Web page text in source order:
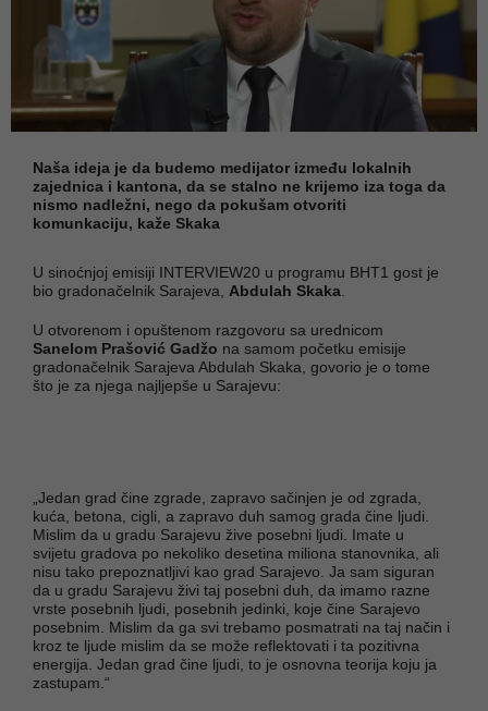
Naša ideja je da budemo medijator između lokalnih
zajednica i kantona, da se stalno ne krijemo iza toga da
nismo nadležni, nego da pokušam otvoriti
komunkaciju, kaže Skaka
U sinoćnjoj emisiji INTERVIEW20 u programu BHT1 gost je
bio gradonačelnik Sarajeva, Abdulah Skaka
U otvorenom i opuštenom razgovoru sa urednicom
Sanelom Prašović Gadžo na samom početku emisije
gradonačelnik Sarajeva Abdulah Skaka, govorio je o tome
što je za njega najljepše u Sarajevu:
„Jedan grad čine zgrade, zapravo sačinjen je od zgrada,
kuća, betona, cigli, a zapravo duh samog grada čine ljudi.
Mislim da u gradu Sarajevu žive posebni ljudi. Imate u
svijetu gradova po nekoliko desetina miliona stanovnika, ali
nisu tako prepoznatljivi kao grad Sarajevo. Ja sam siguran
da u gradu Sarajevu živi taj posebni duh, da imamo razne
vrste posebnih ljudi, posebnih jedinki, koje čine Sarajevo
posebnim. Mislim da ga svi trebamo posmatrati na taj način i
kroz te ljude mislim da se može reflektovati i ta pozitivna
energija. Jedan grad čine ljudi, to je osnovna teorija koju ja
zastupam.“